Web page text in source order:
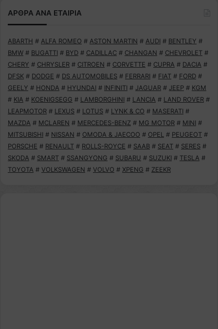
ΑΡΘΡΑ ΑΝΑ ΕΤΑΙΡΙΑ
ABARTH # ALFA ROMEO # ASTON MARTIN # AUDI # BENTLEY #
BMW # BUGATTI # BYD # CADILLAC # CHANGAN # CHEVROLET #
CHERY # CHRYSLER # CITROEN # CORVETTE # CUPRA # DACIA #
DFSK # DODGE # DS AUTOMOBILES # FERRARI # FIAT # FORD #
GEELY # HONDA # HYUNDAI # INFINITI # JAGUAR # JEEP # KGM
# KIA # KOENIGSEGG # LAMBORGHINI # LANCIA # LAND ROVER #
LEAPMOTOR # LEXUS # LOTUS # LYNK & CO # MASERATI #
MAZDA # MCLAREN # MERCEDES-BENZ # MG MOTOR # MINI #
MITSUBISHI # NISSAN # OMODA & JAECOO # OPEL # PEUGEOT #
PORSCHE # RENAULT # ROLLS-ROYCE # SAAB # SEAT # SERES #
SKODA # SMART # SSANGYONG # SUBARU # SUZUKI # TESLA #
TOYOTA # VOLKSWAGEN # VOLVO # XPENG # ZEEKR